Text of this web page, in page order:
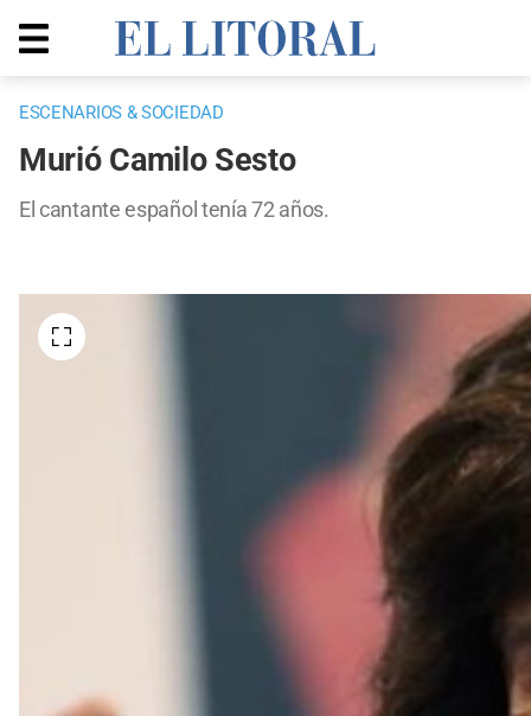
ESCENARIOS & SOCIEDAD
Murió Camilo Sesto
El cantante español tenía 72 años.